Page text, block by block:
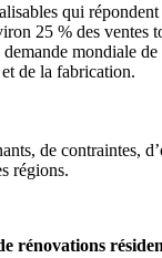
qui
25 % des
mondiale
de la fabrication.
de contraintes,
régions.
rénovations